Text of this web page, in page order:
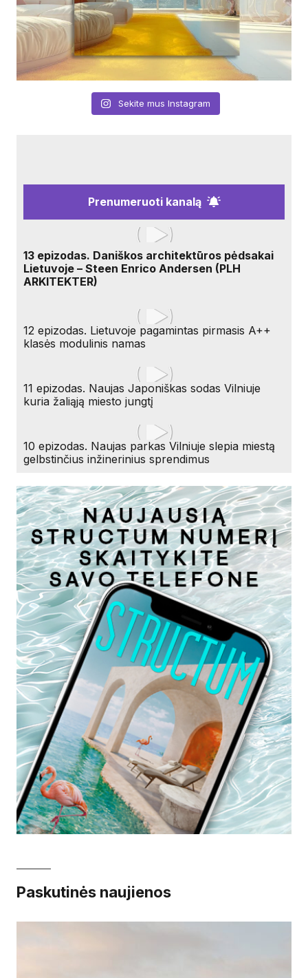
Sekite mus Instagram
Prenumeruoti kanalą
13 epizodas. Daniškos architektūros pėdsakai
Lietuvoje – Steen Enrico Andersen (PLH
ARKITEKTER)
12 epizodas. Lietuvoje pagamintas pirmasis A++
klasės modulinis namas
11 epizodas. Naujas Japoniškas sodas Vilniuje
kuria žaliąją miesto jungtį
10 epizodas. Naujas parkas Vilniuje slepia miestą
gelbstinčius inžinerinius sprendimus
Paskutinės naujienos